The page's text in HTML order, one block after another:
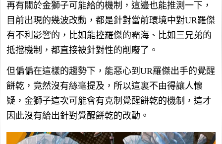
再有關於金獅子可能給的機制，這邊也能推測一下，
目前出現的幾波改動，都是針對當前環境中對UR羅傑
有不利影響的，比如能控羅傑的霸海、比如三兄弟的
抵擋機制，都直接被針對性的削廢了。
但偏偏在這樣的趨勢下，能惡心到UR羅傑出手的覺醒
餅乾，竟然沒有絲毫提及，所以這裏不由得讓人懷
疑，金獅子這次可能會有克制覺醒餅乾的機制，這才
因此沒有給出針對覺醒餅乾的改動。